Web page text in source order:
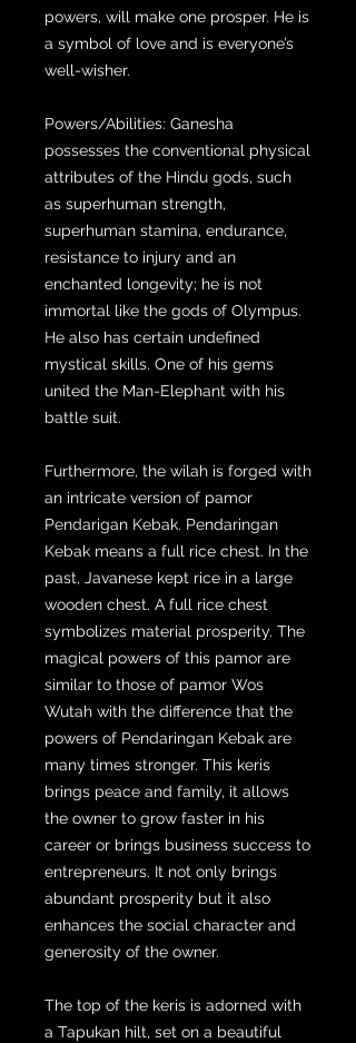
powers, will make one prosper. He is
a symbol of love and is everyone’s
well-wisher.
Powers/Abilities: Ganesha
possesses the conventional physical
attributes of the Hindu gods, such
as superhuman strength,
superhuman stamina, endurance,
resistance to injury and an
enchanted longevity; he is not
immortal like the gods of Olympus.
He also has certain undefined
mystical skills. One of his gems
united the Man-Elephant with his
battle suit.
Furthermore, the wilah is forged with
an intricate version of pamor
Pendarigan Kebak. Pendaringan
Kebak means a full rice chest. In the
past, Javanese kept rice in a large
wooden chest. A full rice chest
symbolizes material prosperity. The
magical powers of this pamor are
similar to those of pamor Wos
Wutah with the difference that the
powers of Pendaringan Kebak are
many times stronger. This keris
brings peace and family, it allows
the owner to grow faster in his
career or brings business success to
entrepreneurs. It not only brings
abundant prosperity but it also
enhances the social character and
generosity of the owner.
The top of the keris is adorned with
a Tapukan hilt, set on a beautiful